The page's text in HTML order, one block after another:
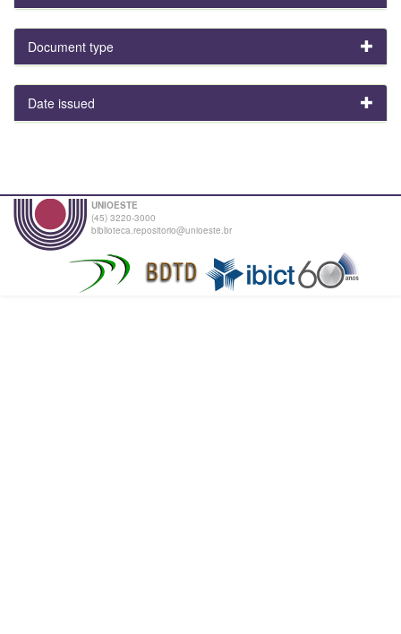
Document type
Date issued
UNIOESTE
(45) 3220-3000
biblioteca.repositorio@unioeste.br